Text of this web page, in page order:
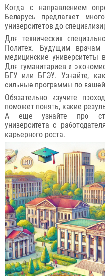
Когда с направлением
Беларусь предлагает
университетов до
Для технических
Политех. Будущим врачам
медицинские университеты
Для гуманитариев и
БГУ или БГЭУ. Узнайте,
сильные программы по вашей
Обязательно изучите
поможет понять, какие
А еще узнайте про
университета с
карьерного роста.